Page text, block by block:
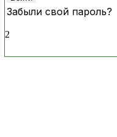
Забыли свой пароль?
2